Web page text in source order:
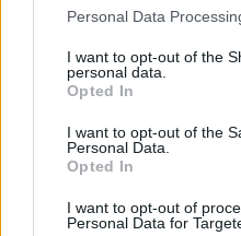
Personal Data
I want to opt-out of the
personal data.
Opted In
I want to opt-out of the
Personal Data.
Opted In
I want to opt-out of
Personal Data for
:
ΒΟΗΘΟΙ: Δημήτριος
Ζήρδας (Αθηνών)
ΠΛΑΤΑΝΙΑΣ(Γιάννης
Ραχμάν, Νιαυραδάκης
Τσαμούρης, Σάαντο,